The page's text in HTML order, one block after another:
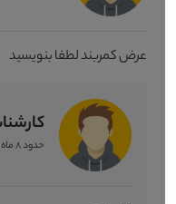
عرض کمربند لطفا بنویسید
حدود 8 ماه پیش